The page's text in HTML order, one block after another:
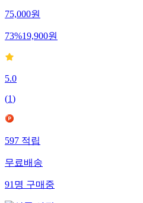
75,000원
73%19,900원
5.0
(1)
597적립
무료배송
91명구매중